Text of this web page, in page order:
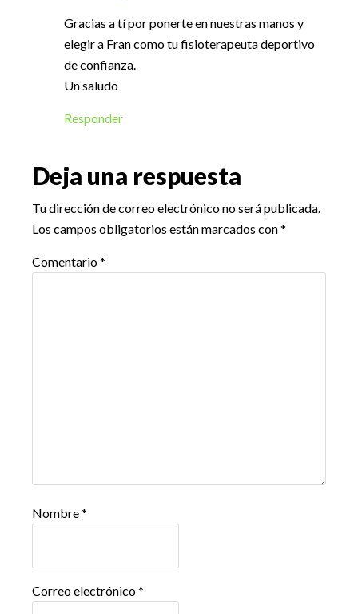
Gracias a tí por ponerte en nuestras manos y
elegir a Fran como tu fisioterapeuta deportivo
de confianza.
Un saludo
Responder
Deja una respuesta
Tu dirección de correo electrónico no será publicada.
Los campos obligatorios están marcados con*
Comentario*
Nombre*
Correo electrónico*